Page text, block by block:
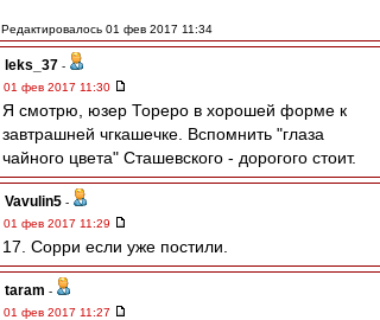
Редактировалось 01 фев 2017 11:34
leks_37 -
01 фев 2017 11:30
Я смотрю, юзер Тореро в хорошей форме к
завтрашней чгкашечке. Вспомнить "глаза
чайного цвета" Сташевского - дорогого стоит.
Vavulin5 -
01 фев 2017 11:29
17. Сорри если уже постили.
taram -
01 фев 2017 11:27